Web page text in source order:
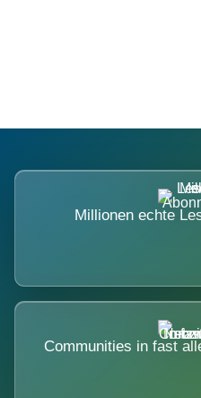
Millionen echte
Communities in fast